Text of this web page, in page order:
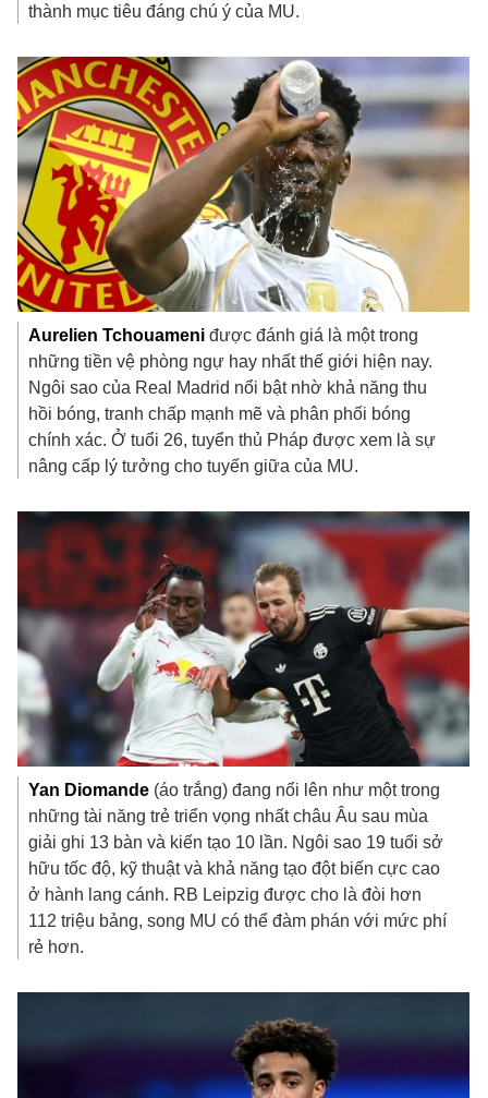
thành mục tiêu đáng chú ý của MU.
AurelienTchouameniđược đánh giá là một trong
những tiền vệ phòng ngự hay nhất thế giới hiện nay.
Ngôi sao của Real Madrid nổi bật nhờ khả năng thu
hồi bóng, tranh chấp mạnh mẽ và phân phối bóng
chính xác. Ở tuổi 26, tuyển thủ Pháp được xem là sự
nâng cấp lý tưởng cho tuyến giữa của MU.
Yan Diomande (áo trắng) đang nổi lên như một trong
những tài năng trẻ triển vọng nhất châu Âu sau mùa
giải ghi 13 bàn và kiến tạo 10 lần. Ngôi sao 19 tuổi sở
hữu tốc độ, kỹ thuật và khả năng tạo đột biến cực cao
ở hành lang cánh. RB Leipzig được cho là đòi hơn
112 triệu bảng, song MU có thể đàm phán với mức phí
rẻ hơn.